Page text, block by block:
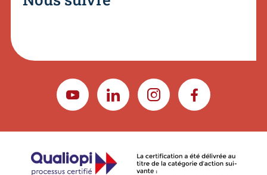
YOUTUBELINKEDININSTAGRAMFACEBOOK